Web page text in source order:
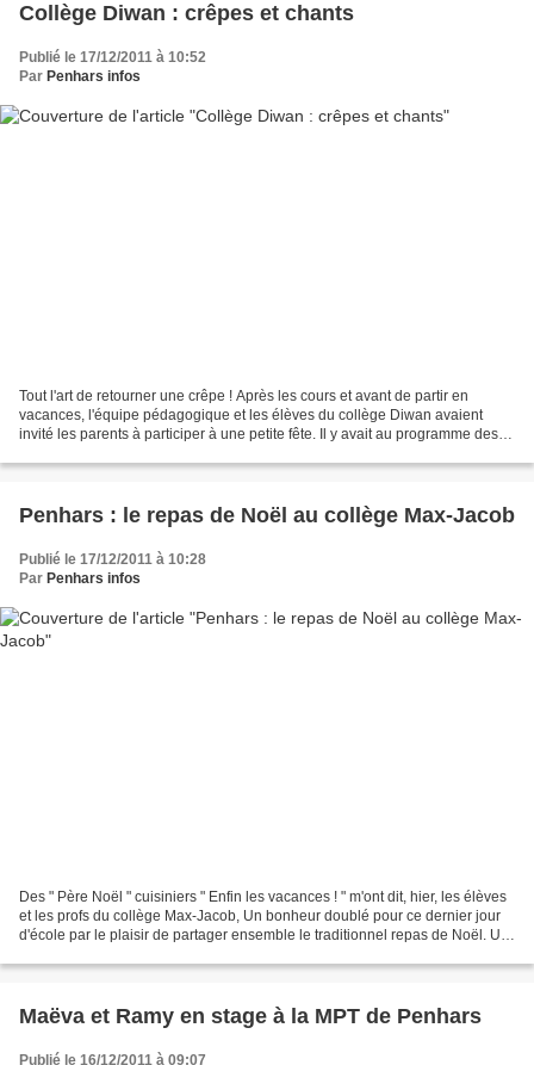
Collège Diwan : crêpes et chants
Publié le 17/12/2011 à 10:52
Par Penhars infos
Tout l'art de retourner une crêpe ! Après les cours et avant de partir en
vacances, l'équipe pédagogique et les élèves du collège Diwan avaient
invité les parents à participer à une petite fête. Il y avait au programme des
Penhars : le repas de Noël au collège Max-Jacob
Publié le 17/12/2011 à 10:28
Par Penhars infos
Des " Père Noël " cuisiniers " Enfin les vacances ! " m'ont dit, hier, les élèves
et les profs du collège Max-Jacob, Un bonheur doublé pour ce dernier jour
d'école par le plaisir de partager ensemble le traditionnel repas de Noël. Un
Maëva et Ramy en stage à la MPT de Penhars
Publié le 16/12/2011 à 09:07